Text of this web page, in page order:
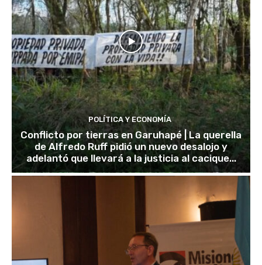
POLÍTICA Y ECONOMÍA
Conflicto por tierras en Garuhapé | La querella
de Alfredo Ruff pidió un nuevo desalojo y
adelantó que llevará a la justicia al cacique...